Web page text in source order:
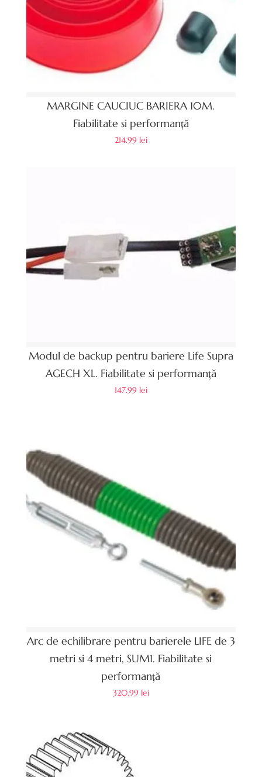
MARGINE CAUCIUC BARIERA 10M.
Fiabilitate si performanță
214.99 lei
Modul de backup pentru bariere Life Supra
AGECH XL. Fiabilitate si performanță
147.99 lei
Arc de echilibrare pentru barierele LIFE de 3
metri si 4 metri, SUM1. Fiabilitate si
performanță
320.99 lei